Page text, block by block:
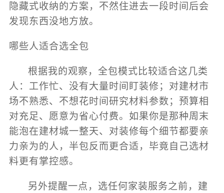
隐藏式收纳的方案，不然住进去一段时间后会
发现东西没地方放。
哪些人适合选全包
根据我的观察，全包模式比较适合这几类
人：工作忙、没有大量时间盯装修；对建材市
场不熟悉、不想花时间研究材料参数；预算相
对充足、愿意为省心付费。如果你是那种周末
能泡在建材城一整天、对装修每个细节都要亲
力亲为的人，半包反而更合适，毕竟自己选材
料更有掌控感。
另外提醒一点，选任何家装服务之前，建